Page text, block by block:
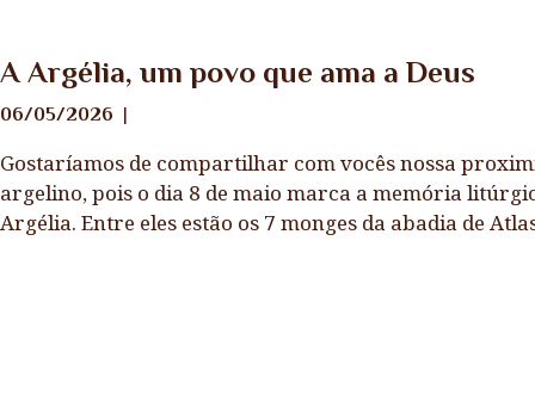
A Argélia, um povo que ama a Deus
06/05/2026
Gostaríamos de compartilhar com vocês nossa
argelino, pois o dia 8 de maio marca a memória
Argélia. Entre eles estão os 7 monges da abadia de